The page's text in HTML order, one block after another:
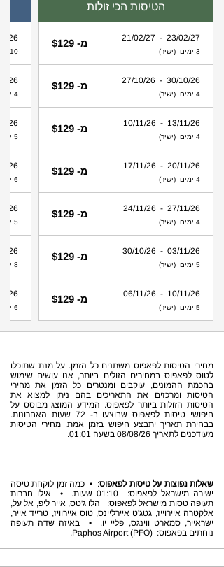
הטיסות הכי זולות
23/02/27 - 21/02/27
3 ימים (ישיר)
מ- $129
30/10/26 - 27/10/26
4 ימים (ישיר)
מ- $129
13/11/26 - 10/11/26
4 ימים (ישיר)
מ- $129
20/11/26 - 17/11/26
4 ימים (ישיר)
מ- $129
27/11/26 - 24/11/26
4 ימים (ישיר)
מ- $129
03/11/26 - 30/10/26
5 ימים (ישיר)
מ- $129
10/11/26 - 06/11/26
5 ימים (ישיר)
מ- $129
31/08/26
10 ימים (ישיר)
30/08/26
4 ימים (ישיר)
29/08/26
5 ימים (ישיר)
28/08/26
6 ימים (ישיר)
30/08/26
5 ימים (ישיר)
26/08/26
8 ימים (ישיר)
29/08/26
6 ימים (ישיר)
מחירי הטיסות לפאפוס משתנים כל הזמן. על מנת שתוכלו
לטוס לפאפוס במחירים הזולים ביותר, אנו עושים שימוש
בחכמת ההמונים, עוקבים ומנטרים כל הזמן את מחירי
הטיסות ומרכזים את התאריכים בהם ניתן למצוא את
הטיסות הזולות ביותר לפאפוס. המידע המוצג מבוסס על
חיפושי טיסות לפאפוס שבוצעו ב- 72 שעות האחרונות.
בבחירת תאריך יתבצע חיפוש בזמן אמת. מחירי הטיסות
מעודכנים לתאריך 08/08/26 בשעה 01:01.
שאלות נפוצות על טיסות לפאפוס: • כמה זמן לוקחת טיסה
ישירה מישראל לפאפוס: 01:10 שעות. • אילו חברות
תעופה טסות מישראל לפאפוס: הלו ג'טס, אייר ליפ, אל על,
אלקטרה איירוייז, גטג'ט איירליינס, טוס איירוויז, טרייד אייר,
ישראייר, סמארט ווינגס, פליי יו. • באיזה שדה תעופה
נוחתים בפאפוס: Paphos Airport (PFO).